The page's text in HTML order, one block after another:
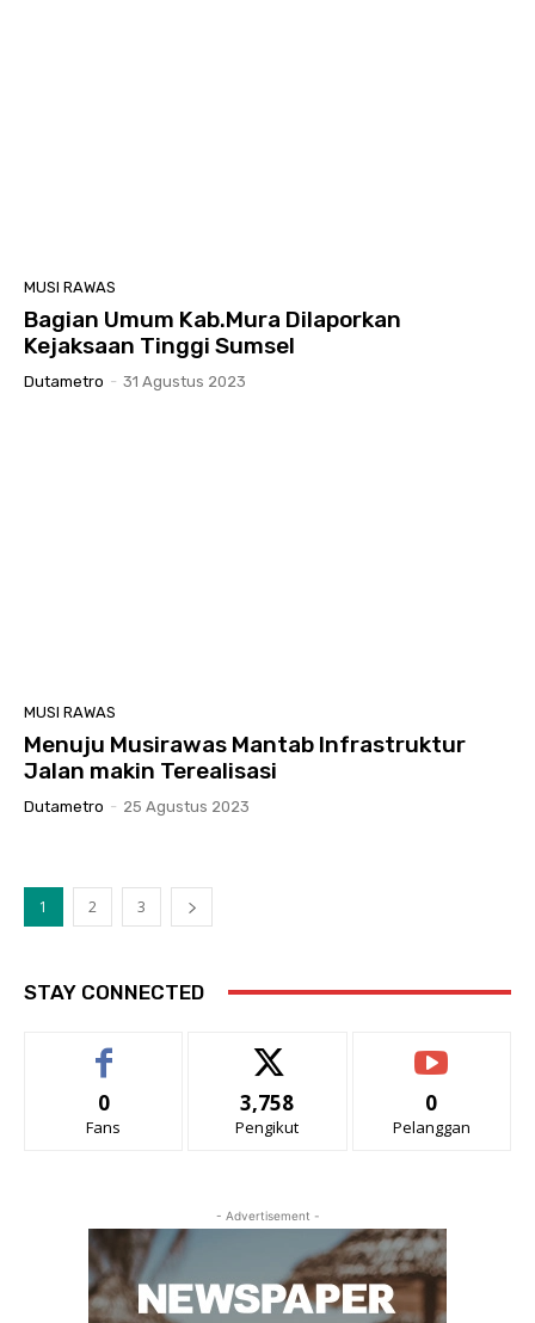
MUSI RAWAS
Bagian Umum Kab.Mura Dilaporkan
Kejaksaan Tinggi Sumsel
Dutametro - 31 Agustus 2023
MUSI RAWAS
Menuju Musirawas Mantab Infrastruktur
Jalan makin Terealisasi
Dutametro - 25 Agustus 2023
1 2 3
STAY CONNECTED
0
Fans
3,758
Pengikut
0
Pelanggan
- Advertisement -